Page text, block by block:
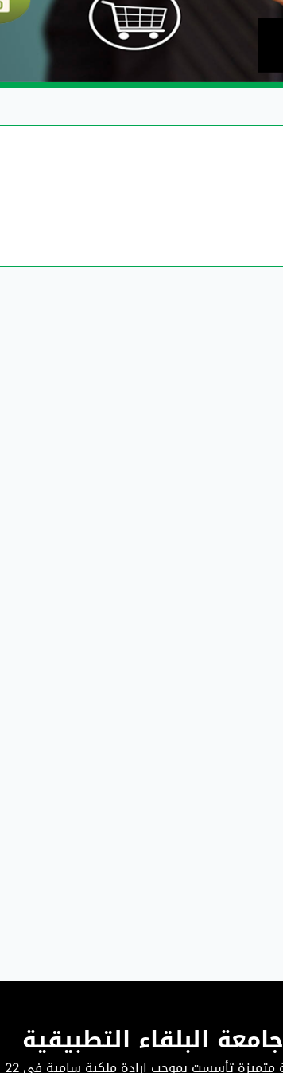
جامعة البلقاء التطبيقية